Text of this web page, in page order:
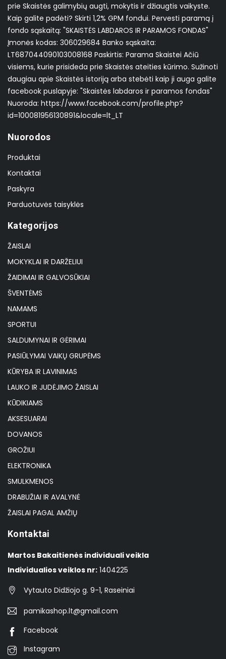
prie Skaistės galimybių augti, mokytis ir džiaugtis vaikyste.
Kaip galite padėti? Skirti 1,2% GPM fondui. Pervesti paramą į
fondo sąskaitą: "SKAISTĖS LABDAROS IR PARAMOS FONDAS"
Įmonės kodas: 306029684 Banko sąskaita:
LT687044090103008168 Paskirtis: Parama Skaistei Ačiū
visiems, kurie prisideda prie Skaistės ateities kūrimo. Sužinoti
daugiau apie Skaistės istoriją arba stebėti kaip ji auga galite
facebook puslapyje: "Skaistės labdaros ir paramos fondas"
Nuoroda: https://www.facebook.com/profile.php?
id=100081956130891&locale=lt_LT
Nuorodos
Produktai
Kontaktai
Paskyra
Parduotuvės taisyklės
Kategorijos
ŽAISLAI
MOKYKLAI IR DARŽELIUI
ŽAIDIMAI IR GALVOSŪKIAI
ŠVENTĖMS
NAMAMS
SPORTUI
SALDUMYNAI IR GĖRIMAI
PASIŪLYMAI VAIKŲ GRUPĖMS
KŪRYBA IR LAVINIMAS
LAUKO IR JUDĖJIMO ŽAISLAI
KŪDIKIAMS
AKSESUARAI
DOVANOS
GROŽIUI
ELEKTRONIKA
SMULKMENOS
DRABUŽIAI IR AVALYNĖ
ŽAISLAI PAGAL AMŽIŲ
Kontaktai
Martos Bakaitienės individuali veikla
Individualios veiklos nr: 1404225
Vytauto Didžiojo g. 9-1, Raseiniai
pamikashop.lt@gmail.com
Facebook
Instagram